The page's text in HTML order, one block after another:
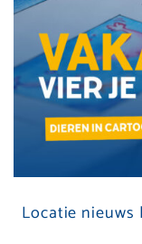
Locatie nieuws |